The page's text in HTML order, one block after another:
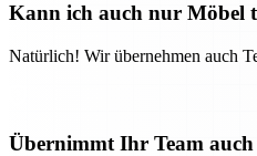
Kann ich auch nur Möbel
Natürlich! Wir übernehmen auch
Übernimmt Ihr Team